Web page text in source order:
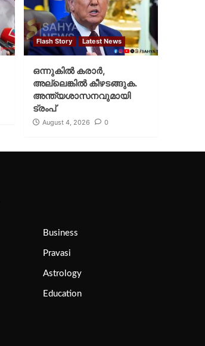
Flash Story Latest News
ഒന്നുകില്‍ കരാര്‍,
അല്ലെങ്കില്‍ കീഴടങ്ങുക.
അന്ത്യശാസനവുമായി
ട്രംപ്
August 4, 2026 0
Business
Pravasi
Astrology
Education